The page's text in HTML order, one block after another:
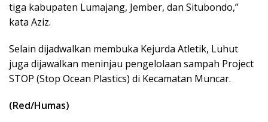
tiga kabupaten Lumajang, Jember, dan Situbondo,”
kata Aziz.
Selain dijadwalkan membuka Kejurda Atletik, Luhut
juga dijawalkan meninjau pengelolaan sampah Project
STOP (Stop Ocean Plastics) di Kecamatan Muncar.
(Red/Humas)